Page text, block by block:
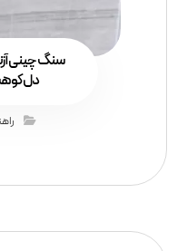
سنگ چینی
دل